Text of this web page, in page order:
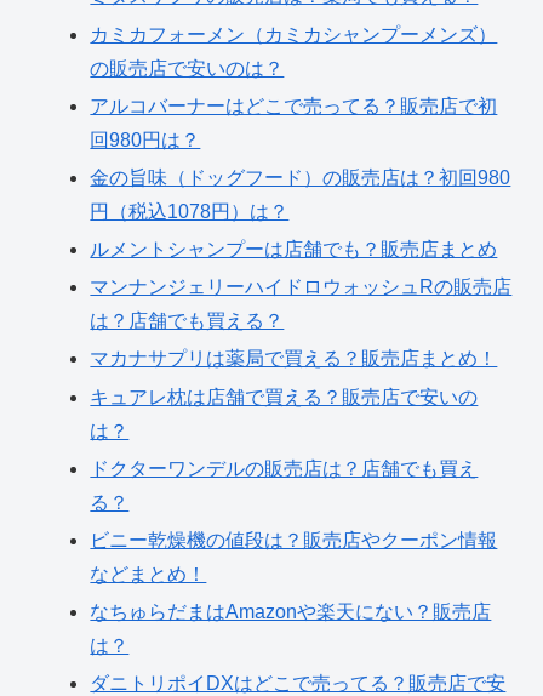
カミカフォーメン（カミカシャンプーメンズ）
の販売店で安いのは？
アルコバーナーはどこで売ってる？販売店で初
回980円は？
金の旨味（ドッグフード）の販売店は？初回980
円（税込1078円）は？
ルメントシャンプーは店舗でも？販売店まとめ
マンナンジェリーハイドロウォッシュRの販売店
は？店舗でも買える？
マカナサプリは薬局で買える？販売店まとめ！
キュアレ枕は店舗で買える？販売店で安いの
は？
ドクターワンデルの販売店は？店舗でも買え
る？
ビニー乾燥機の値段は？販売店やクーポン情報
などまとめ！
なちゅらだまはAmazonや楽天にない？販売店
は？
ダニトリポイDXはどこで売ってる？販売店で安